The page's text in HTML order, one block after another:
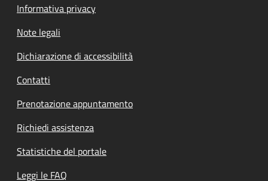
Informativa privacy
Note legali
Dichiarazione di accessibilità
Contatti
Prenotazione appuntamento
Richiedi assistenza
Statistiche del portale
Leggi le FAQ